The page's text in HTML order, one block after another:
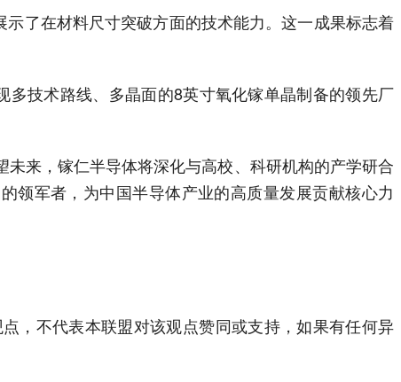
示了在材料尺寸突破方面的技术能力。这一成果标志着
多技术路线、多晶面的8英寸氧化镓单晶制备的领先厂
来，镓仁半导体将深化与高校、科研机构的产学研合
领军者，为中国半导体产业的高质量发展贡献核心力
，不代表本联盟对该观点赞同或支持，如果有任何异